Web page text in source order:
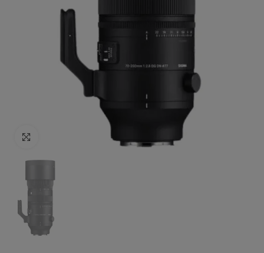
Haga clic para ampliar